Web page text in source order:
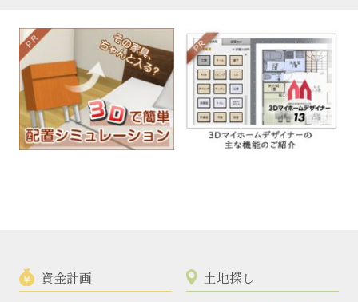
資金計画 土地探し